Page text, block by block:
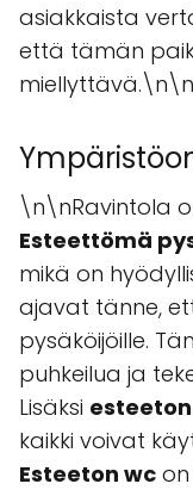
asiakkaista
että tämän
miellyttävä.\n\n
\n\nRavintola
Esteettömä
mikä on
ajavat tänne,
pysäköijöille.
puhkeilua ja
Lisäksi
kaikki voivat
Esteeton wc